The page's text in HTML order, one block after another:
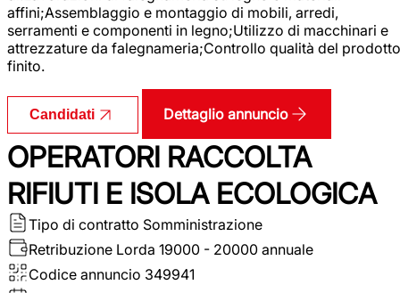
affini;Assemblaggio e montaggio di mobili, arredi,
serramenti e componenti in legno;Utilizzo di macchinari e
attrezzature da falegnameria;Controllo qualità del prodotto
finito.
Candidati Dettaglio annuncio
OPERATORI RACCOLTA
RIFIUTI E ISOLA ECOLOGICA
Tipo di contratto Somministrazione
Retribuzione Lorda 19000 - 20000 annuale
Codice annuncio 349941